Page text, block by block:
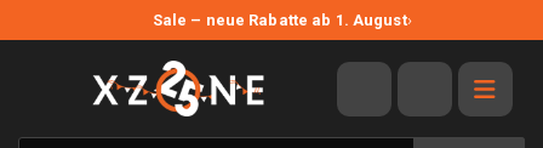
Sale – neue Rabatte ab 1. August›
ANGEBOTE
ALLE MARKEN
XZONE ORIGINALS